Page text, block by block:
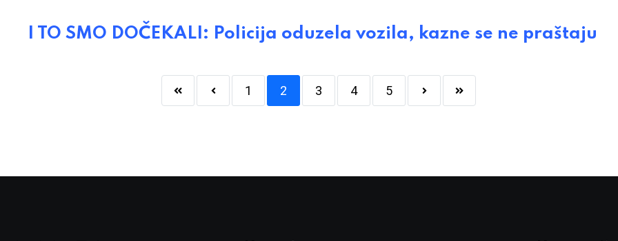
I TO SMO DOČEKALI: Policija oduzela vozila, kazne se ne praštaju
1 2 3 4 5